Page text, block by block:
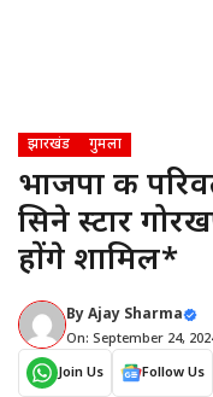
झारखंड गुमला
भाजपा की
सिने स्टार
होंगे शामिल*
ByAjay Sharma
On: September 24,
Join Us
Follow Us